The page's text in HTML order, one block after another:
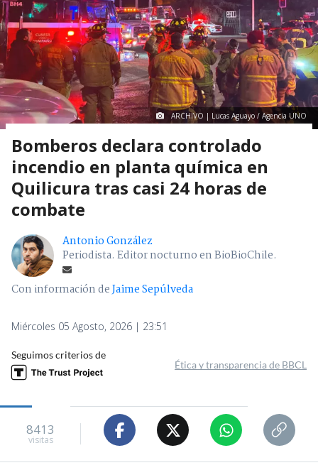
Región Metropolitana> Noticia
Bomberos declara controlado
incendio en planta química en
Quilicura tras casi 24 horas de
Periodista. Editor nocturno en BioBioChile.
Miércoles 05 Agosto, 2026 | 23:51